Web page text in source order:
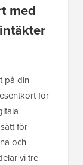
med
på din
för
för
och
vi tre